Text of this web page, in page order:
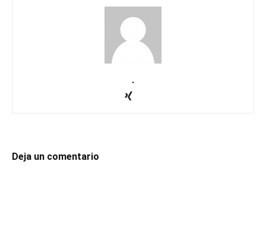
.
Deja un comentario